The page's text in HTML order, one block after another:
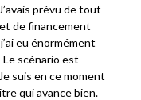
prévu de tout
de financement
eu énormément
Le scénario est
suis en ce moment
qui avance bien.